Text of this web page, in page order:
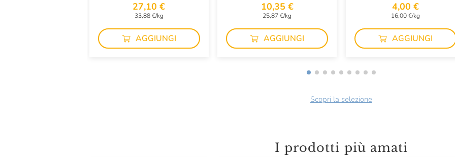
27,10 €
33,88 €/kg
AGGIUNGI
10,35 €
25,87 €/kg
AGGIUNGI
4,00 €
16,00 €/kg
AGGIUNGI
Scopri la selezione
I prodotti più amati